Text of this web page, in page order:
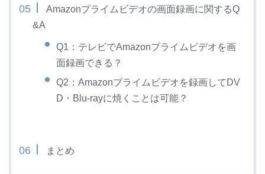
Amazonプライムビデオの画面録画に関するQ
&A
Q1：テレビでAmazonプライムビデオを画
面録画できる？
Q2：Amazonプライムビデオを録画してDV
D・Blu-rayに焼くことは可能？
まとめ